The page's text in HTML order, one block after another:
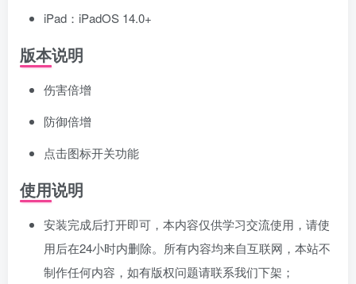
iPad：iPadOS 14.0+
版本说明
伤害倍增
防御倍增
点击图标开关功能
使用说明
安装完成后打开即可，本内容仅供学习交流使用，请使
用后在24小时内删除。所有内容均来自互联网，本站不
制作任何内容，如有版权问题请联系我们下架；